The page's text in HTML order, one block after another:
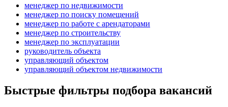
менеджер по недвижимости
менеджер по поиску помещений
менеджер по работе с арендаторами
менеджер по строительству
менеджер по эксплуатации
руководитель объекта
управляющий объектом
управляющий объектом недвижимости
Быстрые фильтры подбора вакансий